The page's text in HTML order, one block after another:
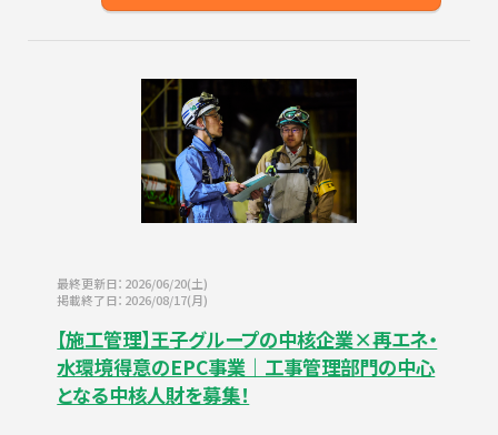
最終更新日：2026/06/20(土)
掲載終了日：2026/08/17(月)
【施工管理】王子グループの中核企業×再エネ・
水環境得意のEPC事業｜工事管理部門の中心
となる中核人財を募集！